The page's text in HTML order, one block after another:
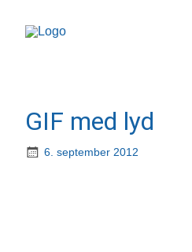
GIF med lyd
6. september 2012